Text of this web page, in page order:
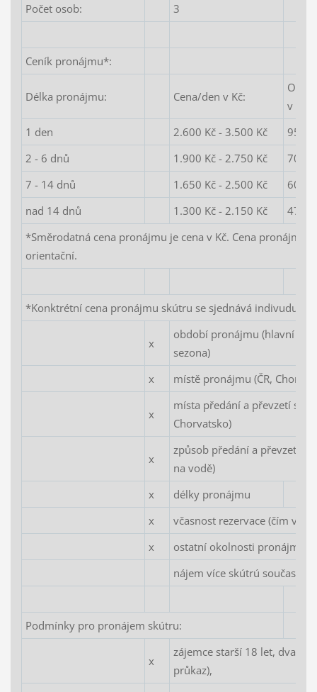
Počet osob: 3
Ceník pronájmu*:
Délka pronájmu: Cena/den v Kč:
v
1 den
2.600 Kč - 3.500 Kč
95
2 - 6 dnů
1.900 Kč - 2.750 Kč
70
7 - 14 dnů
1.650 Kč - 2.500 Kč
60
nad 14 dnů
1.300 Kč - 2.150 Kč
47
*Směrodatná cena pronájmu je cena v Kč. Cena pronájmu v
orientační.
*Konktrétní cena pronájmu skútru se sjednává
x
období pronájmu (hlavní
sezona)
x
místě pronájmu (ČR,
x
místa předání a převzetí
Chorvatsko)
x
způsob předání a převzetí
na vodě)
x
délky pronájmu
x
včasnost rezervace (čím
x
ostatní okolnosti pronájmu
nájem více skútrú současně,
Podmínky pro pronájem skútru:
x
zájemce starší 18 let, dva
průkaz),